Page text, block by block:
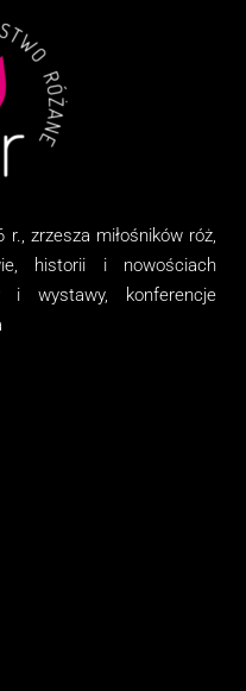
r., zrzesza miłośników róż,
historii i nowościach
wystawy, konferencje